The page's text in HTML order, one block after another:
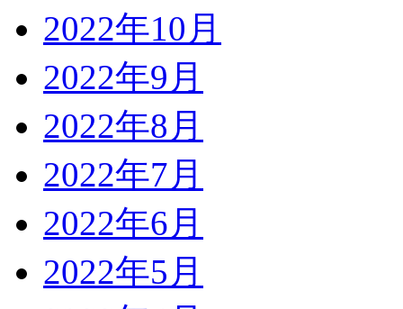
2022年10月
2022年9月
2022年8月
2022年7月
2022年6月
2022年5月